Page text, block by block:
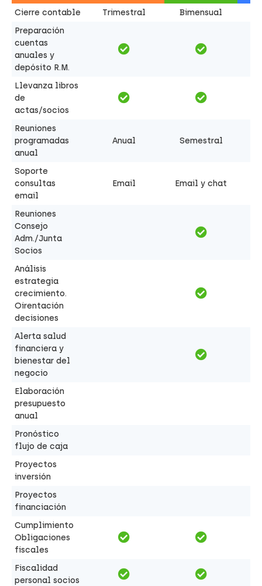
Cierre contable Trimestral
Bimensual
Preparación
cuentas
anuales y
depósito R.M.
Llevanza libros
de
actas/socios
Reuniones
programadas
anual
Anual Semestral
Soporte
consultas
email
Email Email y chat
Reuniones
Consejo
Adm./Junta
Socios
Análisis
estrategia
crecimiento.
Oirentación
decisiones
Alerta salud
financiera y
bienestar del
negocio
Elaboración
presupuesto
anual
Pronóstico
flujo de caja
Proyectos
inversión
Proyectos
financiación
Cumplimiento
Obligaciones
fiscales
Fiscalidad
personal socios